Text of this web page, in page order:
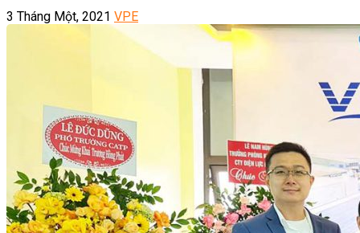
3 Tháng Một, 2021 VPE